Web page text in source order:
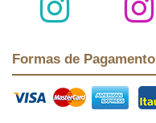
Formas de Pagamento